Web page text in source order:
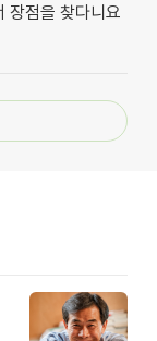
장점을 찾다니요